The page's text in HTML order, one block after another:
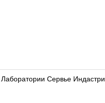
Сервье Индастри